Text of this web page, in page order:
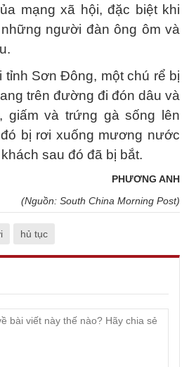
mạng xã hội, đặc biệt khi
người đàn ông ôm và
tỉnh Sơn Đông, một chú rể bị
trên đường đi đón dâu và
giấm và trứng gà sống lên
bị rơi xuống mương nước
sau đó đã bị bắt.
PHƯƠNG ANH
(Nguồn: South China Morning Post)
hủ tục